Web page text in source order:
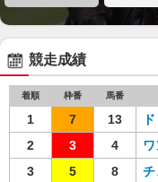
競走成績
着順 枠番 馬番
1 7 13
2
3 4
3
5 8 チ